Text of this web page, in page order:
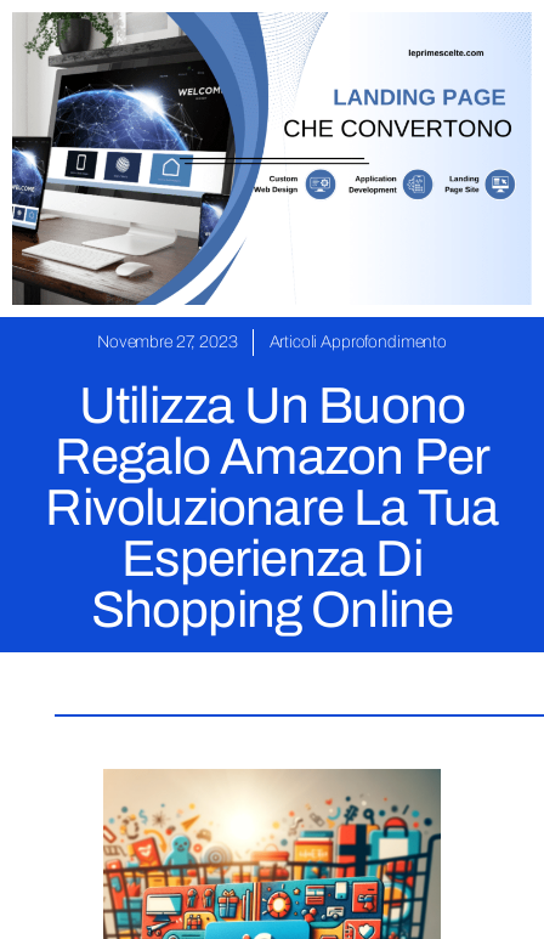
Novembre 27, 2023 Articoli Approfondimento
Utilizza Un Buono
Regalo Amazon Per
Rivoluzionare La Tua
Esperienza Di
Shopping Online